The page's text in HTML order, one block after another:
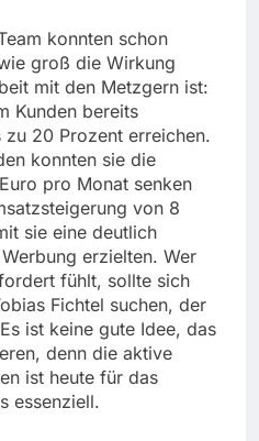
konnten schon
groß die Wirkung
mit den Metzgern ist:
Kunden bereits
20 Prozent erreichen.
konnten sie die
pro Monat senken
von 8
sie eine deutlich
erzielten. Wer
fühlt, sollte sich
Fichtel suchen, der
ist keine gute Idee, das
denn die aktive
ist heute für das
essenziell.